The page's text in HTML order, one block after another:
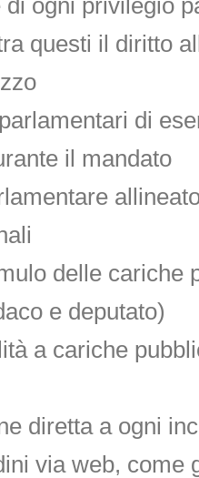
questi il diritto
di
il mandato
delle cariche
e deputato)
a cariche
diretta a ogni
via web, come